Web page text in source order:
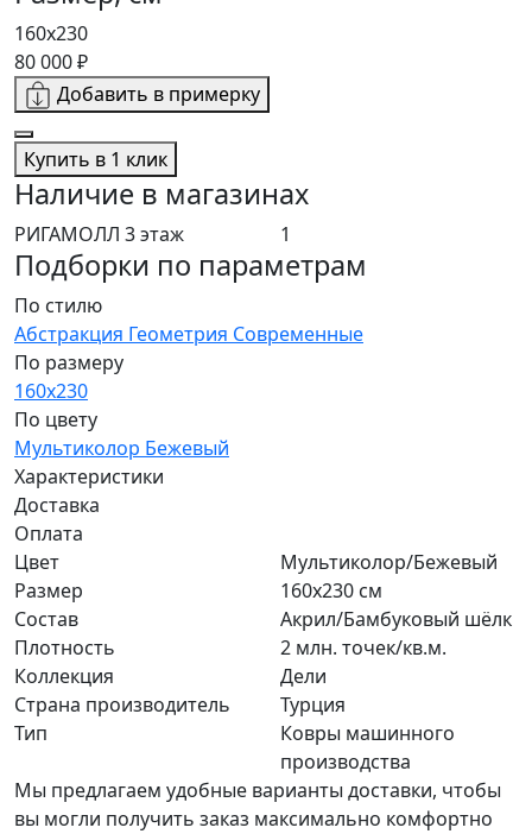
160х230
80 000 ₽
Добавить в примерку
Купить в 1 клик
Наличие в магазинах
РИГАМОЛЛ 3 этаж 1
Подборки по параметрам
По стилю
Абстракция Геометрия Современные
По размеру
160х230
По цвету
Мультиколор Бежевый
Характеристики
Доставка
Оплата
Цвет
Мультиколор/Бежевый
Размер
160х230 см
Состав
Акрил/Бамбуковый шёлк
Плотность
2 млн. точек/кв.м.
Коллекция
Дели
Страна производитель
Турция
Тип
Ковры машинного
производства
Мы предлагаем удобные варианты доставки, чтобы
вы могли получить заказ максимально комфортно